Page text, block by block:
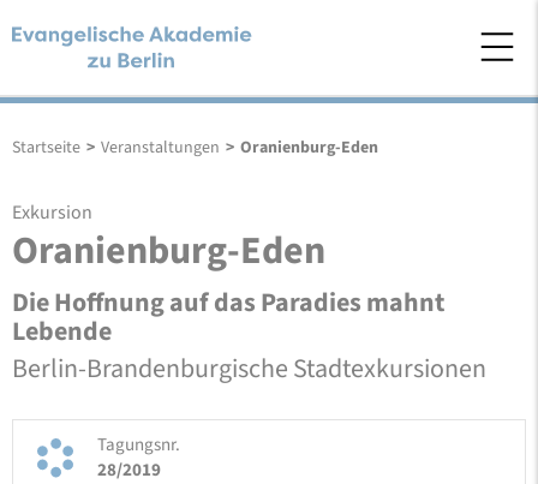
Startseite > Veranstaltungen > Oranienburg-Eden
Exkursion
Oranienburg-Eden
Die Hoffnung auf das Paradies mahnt
Lebende
Berlin-Brandenburgische Stadtexkursionen
Tagungsnr.
28/2019